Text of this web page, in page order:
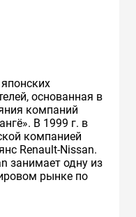
основанная в
компаний
В 1999 г. в
компанией
Renault-Nissan.
занимает одну из
рынке по